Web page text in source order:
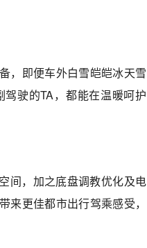
，即便车外白雪皑皑冰天雪
驶的TA，都能在温暖呵护
间，加之底盘调教优化及电
更佳都市出行驾乘感受，